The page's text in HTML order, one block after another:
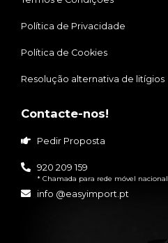
Política de Privacidade
Política de Cookies
Resolução alternativa de litígios
Contacte-nos!
Pedir Proposta
920 209 159
* Chamada para rede móvel nacional
info @easyimport.pt